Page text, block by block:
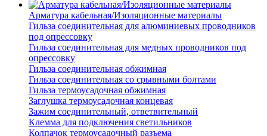
Арматура кабельная/Изоляционные материалы
Гильза соединительная для алюминиевых проводников
под опрессовку
Гильза соединительная для медных проводников под
опрессовку
Гильза соединительная обжимная
Гильза соединительная со срывными болтами
Гильза термоусадочная обжимная
Заглушка термоусадочная концевая
Зажим соединительный, ответвительный
Клемма для подключения светильников
Колпачок термоусадочный разъема